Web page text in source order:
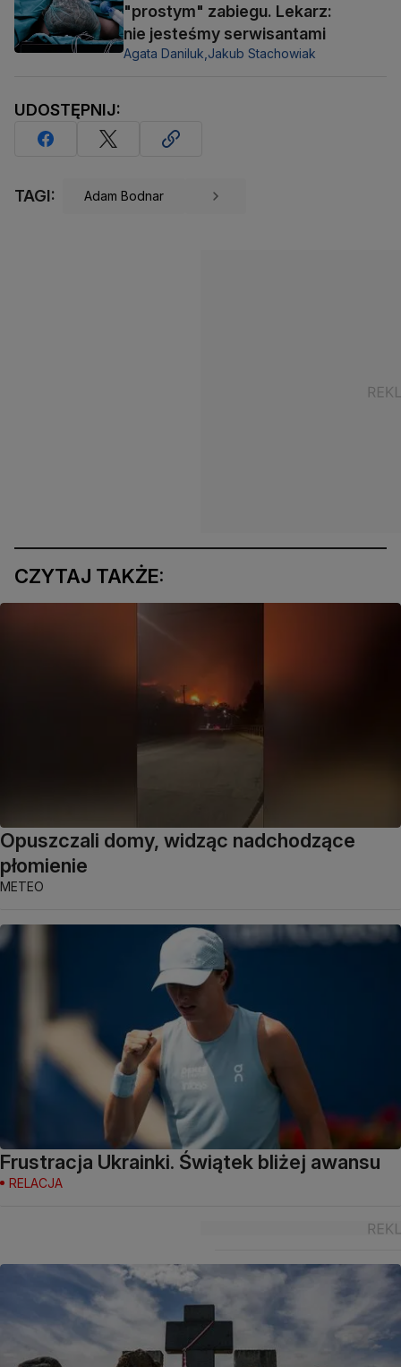
"prostym" zabiegu. Lekarz:
nie jesteśmy serwisantami
Agata Daniluk, Jakub Stachowiak
UDOSTĘPNIJ:
TAGI: Adam Bodnar
CZYTAJ TAKŻE:
Opuszczali domy, widząc nadchodzące
płomienie
METEO
Frustracja Ukrainki. Świątek bliżej awansu
RELACJA